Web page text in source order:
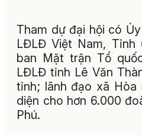
Tham dự đại hội có
LĐLĐ Việt Nam,
ban Mặt trận Tổ
LĐLĐ tỉnh Lê Văn
tỉnh; lãnh đạo xã Hòa
diện cho hơn 6.000
Phú.